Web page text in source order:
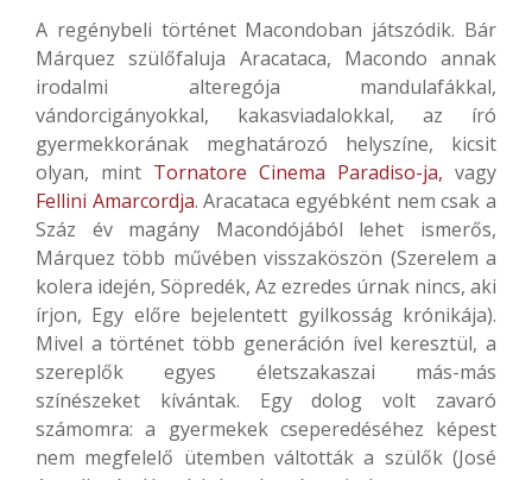
A regénybeli történet Macondoban játszódik. Bár
Márquez szülőfaluja Aracataca, Macondo annak
irodalmi alteregója mandulafákkal,
vándorcigányokkal, kakasviadalokkal, az író
gyermekkorának meghatározó helyszíne, kicsit
olyan, mint Tornatore Cinema Paradiso-ja, vagy
Fellini Amarcordja. Aracataca egyébként nem csak a
Száz év magány Macondójából lehet ismerős,
Márquez több művében visszaköszön (Szerelem a
kolera idején, Söpredék, Az ezredes úrnak nincs, aki
írjon, Egy előre bejelentett gyilkosság krónikája).
Mivel a történet több generáción ível keresztül, a
szereplők egyes életszakaszai más-más
színészeket kívántak. Egy dolog volt zavaró
számomra: a gyermekek cseperedéséhez képest
nem megfelelő ütemben váltották a szülők (José